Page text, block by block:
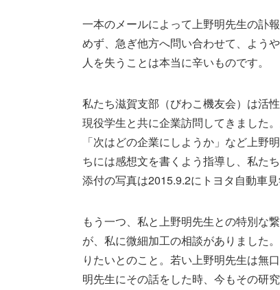
一本のメールによって上野明先生の訃
めず、急ぎ他方へ問い合わせて、よう
人を失うことは本当に辛いものです。
私たち滋賀支部（びわこ機友会）は活
現役学生と共に企業訪問してきました
「次はどの企業にしようか」など上野
ちには感想文を書くよう指導し、私た
添付の写真は2015.9.2にトヨタ自動車
もう一つ、私と上野明先生との特別な
が、私に微細加工の相談がありました
りたいとのこと。若い上野明先生は無
明先生にその話をした時、今もその研